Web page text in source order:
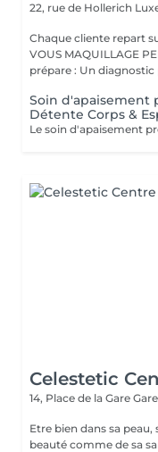
22, rue de Hollerich
Chaque cliente repart sublimée.
VOUS MAQUILLAGE PERMANENT
prépare : Un diagnostic
Soin d'apaisement
Détente Corps &
Celestetic
14, Place de la Gare
Etre bien dans sa
beauté comme de sa